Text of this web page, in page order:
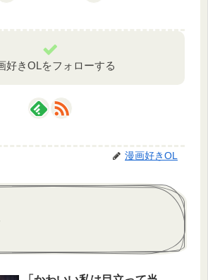
好きOLをフォローする
漫画好きOL